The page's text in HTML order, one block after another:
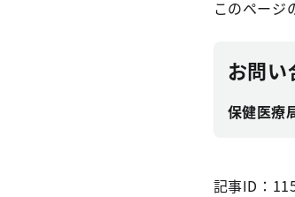
このページ
お問い
保健医療
記事ID：